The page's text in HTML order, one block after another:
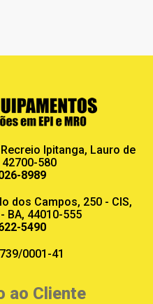
Ipitanga, Lauro de
580
8989
dos Campos, 250 - CIS,
BA, 44010-555
5490
0001-41
ao Cliente